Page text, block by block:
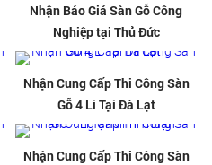
Nhận Báo Giá Sàn Gỗ Công
Nghiệp tại Thủ Đức
Nhận Cung Cấp Thi Công Sàn
Gỗ 4 Li Tại Đà Lạt
Nhận Cung Cấp Thi Công Sàn